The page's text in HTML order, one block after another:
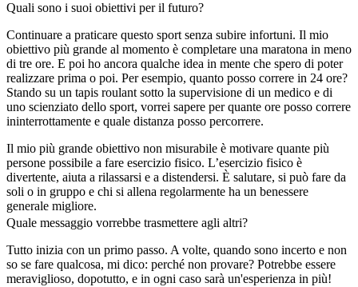
Quali sono i suoi obiettivi per il futuro?
Continuare a praticare questo sport senza subire infortuni. Il mio
obiettivo più grande al momento è completare una maratona in meno
di tre ore. E poi ho ancora qualche idea in mente che spero di poter
realizzare prima o poi. Per esempio, quanto posso correre in 24 ore?
Stando su un tapis roulant sotto la supervisione di un medico e di
uno scienziato dello sport, vorrei sapere per quante ore posso correre
ininterrottamente e quale distanza posso percorrere.
Il mio più grande obiettivo non misurabile è motivare quante più
persone possibile a fare esercizio fisico. L’esercizio fisico è
divertente, aiuta a rilassarsi e a distendersi. È salutare, si può fare da
soli o in gruppo e chi si allena regolarmente ha un benessere
generale migliore.
Quale messaggio vorrebbe trasmettere agli altri?
Tutto inizia con un primo passo. A volte, quando sono incerto e non
so se fare qualcosa, mi dico: perché non provare? Potrebbe essere
meraviglioso, dopotutto, e in ogni caso sarà un'esperienza in più!